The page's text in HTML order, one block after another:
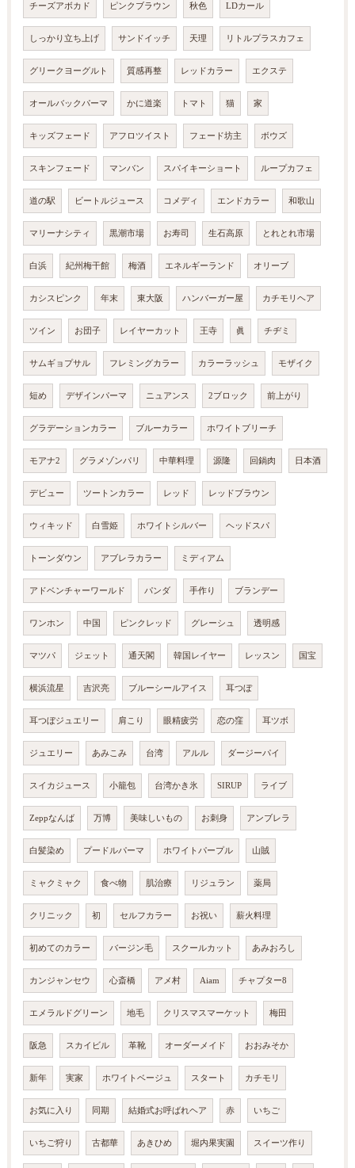
チーズアボカド ピンクブラウン 秋色 LDカール
しっかり立ち上げ サンドイッチ 天理 リトルプラスカフェ
グリークヨーグルト 質感再整 レッドカラー エクステ
オールバックパーマ かに道楽 トマト 猫 家
キッズフェード アフロツイスト フェード坊主 ボウズ
スキンフェード マンバン スパイキーショート ループカフェ
道の駅 ビートルジュース コメディ エンドカラー 和歌山
マリーナシティ 黒潮市場 お寿司 生石高原 とれとれ市場
白浜 紀州梅干館 梅酒 エネルギーランド オリーブ
カシスピンク 年末 東大阪 ハンバーガー屋 カチモリヘア
ツイン お団子 レイヤーカット 王寺 眞 チヂミ
サムギョプサル フレミングカラー カラーラッシュ モザイク
短め デザインパーマ ニュアンス 2ブロック 前上がり
グラデーションカラー ブルーカラー ホワイトブリーチ
モアナ2 グラメゾンパリ 中華料理 源隆 回鍋肉 日本酒
デビュー ツートンカラー レッド レッドブラウン
ウィキッド 白雪姫 ホワイトシルバー ヘッドスパ
トーンダウン アブレラカラー ミディアム
アドベンチャーワールド パンダ 手作り ブランデー
ワンホン 中国 ピンクレッド グレーシュ 透明感
マツパ ジェット 通天閣 韓国レイヤー レッスン 国宝
横浜流星 吉沢亮 ブルーシールアイス 耳つぼ
耳つぼジュエリー 肩こり 眼精疲労 恋の窪 耳ツボ
ジュエリー あみこみ 台湾 アルル ダージーパイ
スイカジュース 小籠包 台湾かき氷 SIRUP ライブ
Zeppなんば 万博 美味しいもの お刺身 アンブレラ
白髪染め プードルパーマ ホワイトパープル 山賊
ミャクミャク 食べ物 肌治療 リジュラン 薬局
クリニック 初 セルフカラー お祝い 薪火料理
初めてのカラー バージン毛 スクールカット あみおろし
カンジャンセウ 心斎橋 アメ村 Aiam チャプター8
エメラルドグリーン 地毛 クリスマスマーケット 梅田
阪急 スカイビル 革靴 オーダーメイド おおみそか
新年 実家 ホワイトベージュ スタート カチモリ
お気に入り 同期 結婚式お呼ばれヘア 赤 いちご
いちご狩り 古都華 あきひめ 堀内果実園 スイーツ作り